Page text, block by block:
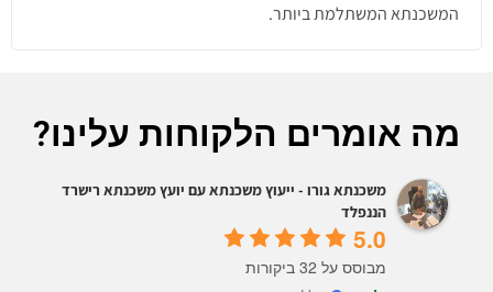
המשכנתא המשתלמת ביותר.
מה אומרים הלקוחות עלינו?
משכנתא גורו - ייעוץ משכנתא עם יועץ משכנתא רישרד
הננפלד
5.0
מבוסס על 32 ביקורות